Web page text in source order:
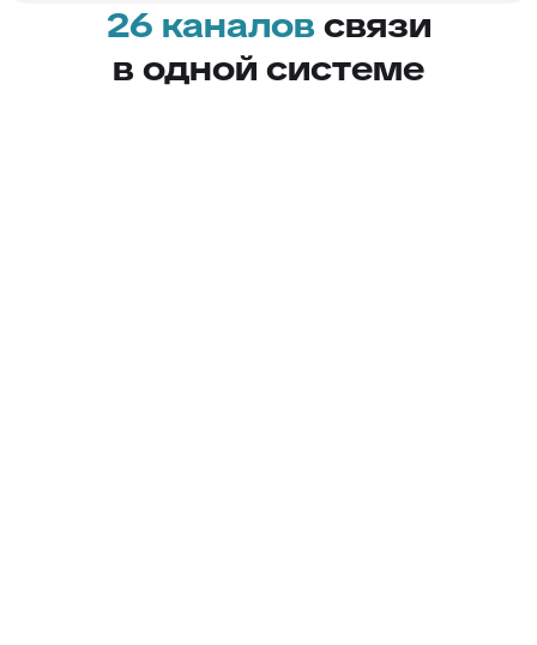
26 каналов связи
в одной системе